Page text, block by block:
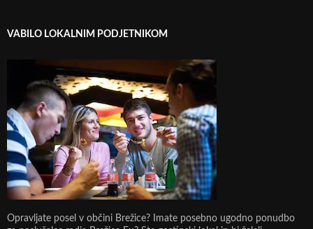
VABILO LOKALNIM PODJETNIKOM
Opravljate posel v občini Brežice? Imate posebno ugodno ponudbo